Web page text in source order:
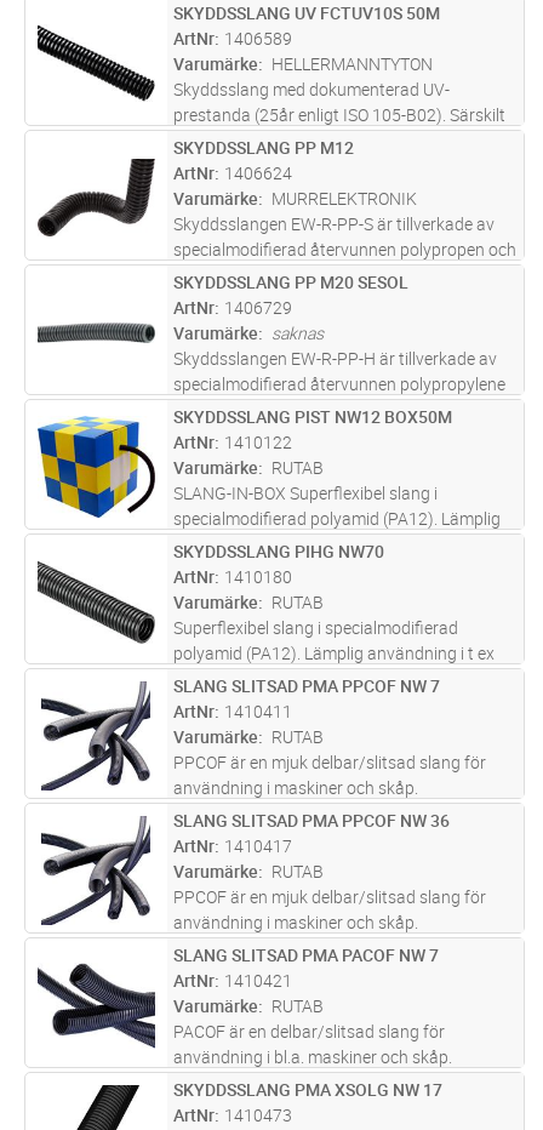
M Lägg i kundvagn
SKYDDSSLANG UV FCTUV10S 50M
ArtNr 1406589
Varumärke
HELLERMANNTYTON
Skyddsslang med dokumenterad UV-
prestanda (25år enligt ISO 105-B02). Särskilt
lämpad för sol- och utomhusapplikationer.
M Lägg i kundvagn
SKYDDSSLANG PP M12
ArtNr 1406624
Varumärke
MURRELEKTRONIK
Skyddsslangen EW-R-PP-S är tillverkade av
specialmodifierad återvunnen polypropen och
kännetecknas av utmärkt kemisk
beständighet. Tack vare den minskade
materialåtgången är de lättare och mer
flexib...läs mer
M Lägg i kundvagn
SKYDDSSLANG PP M20 SESOL
ArtNr 1406729
Varumärke
saknas
Skyddsslangen EW-R-PP-H är tillverkade av
specialmodifierad återvunnen polypropylene
av lite tyngre material och kännetecknas av
utmärkt kemisk beständighet. De är särskilt
lämpade för lätta applikat
M Lägg i kundvagn
SKYDDSSLANG PIST NW12 BOX50M
ArtNr 1410122
Varumärke
RUTAB
SLANG-IN-BOX Superflexibel slang i
specialmodifierad polyamid (PA12). Lämplig
användning i t ex robotar och maskiner med
mycket rörelser. Mycket lämpad för
utomhusbruk p.g.a. extrem UV-resistens.
Kla...läs mer
M Lägg i kundvagn
SKYDDSSLANG PIHG NW70
ArtNr 1410180
Varumärke
RUTAB
Superflexibel slang i specialmodifierad
polyamid (PA12). Lämplig användning i t ex
robotar och maskiner med mycket rörelser.
Mycket lämpad för utomhusbruk p.g.a.
extrem UV-resistens. Klarar 10 miljon
mer
M Lägg i kundvagn
SLANG SLITSAD PMA PPCOF NW 7
ArtNr 1410411
Varumärke
RUTAB
PPCOF är en mjuk delbar/slitsad slang för
användning i maskiner och skåp.
\nTemperaturområde: –40°C …+105°C. Kort
150°C.
M Lägg i kundvagn
SLANG SLITSAD PMA PPCOF NW 36
ArtNr 1410417
Varumärke
RUTAB
PPCOF är en mjuk delbar/slitsad slang för
användning i maskiner och skåp.
\nTemperaturområde: –40°C …+105°C. Kort
150°C.
M Lägg i kundvagn
SLANG SLITSAD PMA PACOF NW 7
ArtNr 1410421
Varumärke
RUTAB
PACOF är en delbar/slitsad slang för
användning i bl.a. maskiner och skåp.
Temperaturområde –40°C /+105°C.
Kortfristigt 150°C.
M Lägg i kundvagn
SKYDDSSLANG PMA XSOLG NW 17
ArtNr 1410473